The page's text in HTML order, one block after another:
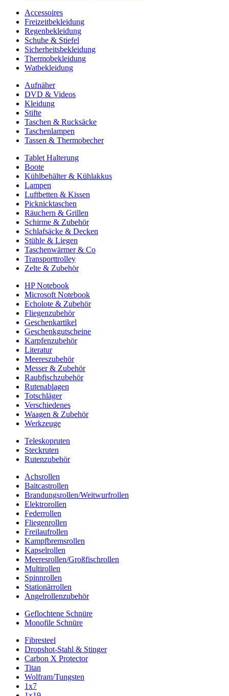
Accessoires
Freizeitbekleidung
Regenbekleidung
Schuhe & Stiefel
Sicherheitsbekleidung
Thermobekleidung
Watbekleidung
Aufnäher
DVD & Videos
Kleidung
Stifte
Taschen & Rucksäcke
Taschenlampen
Tassen & Thermobecher
Tablet Halterung
Boote
Kühlbehälter & Kühlakkus
Lampen
Luftbetten & Kissen
Picknicktaschen
Räuchern & Grillen
Schirme & Zubehör
Schlafsäcke & Decken
Stühle & Liegen
Taschenwärmer & Co
Transporttrolley
Zelte & Zubehör
HP Notebook
Microsoft Notebook
Echolote & Zubehör
Fliegenzubehör
Geschenkartikel
Geschenkgutscheine
Karpfenzubehör
Literatur
Meereszubehör
Messer & Zubehör
Raubfischzubehör
Rutenablagen
Totschläger
Verschiedenes
Waagen & Zubehör
Werkzeuge
Teleskopruten
Steckruten
Rutenzubehör
Achsrollen
Baitcastrollen
Brandungsrollen/Weitwurfrollen
Elektrorollen
Federrollen
Fliegenrollen
Freilaufrollen
Kampfbremsrollen
Kapselrollen
Meeresrollen/Großfischrollen
Multirollen
Spinnrollen
Stationärrollen
Angelrollenzubehör
Geflochtene Schnüre
Monofile Schnüre
Fibresteel
Dropshot-Stahl & Stinger
Carbon X Protector
Titan
Wolfram/Tungsten
1x7